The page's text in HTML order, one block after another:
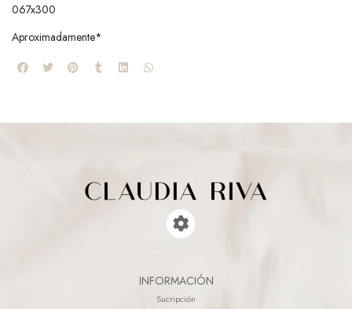
067x300
Aproximadamente*
INFORMACIÓN
Sucripción